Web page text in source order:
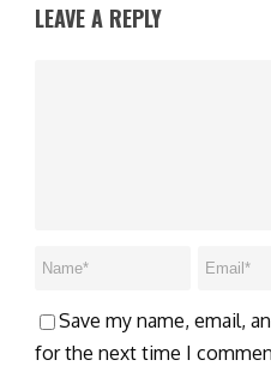
LEAVE A REPLY
Save my name, email,
for the next time I